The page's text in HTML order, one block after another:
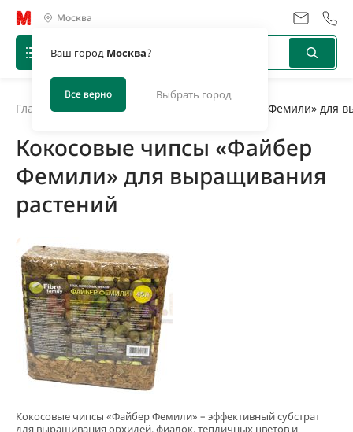
Москва
Ваш город Москва?
Все верно Выбрать город
Главная Кокосовые чипсы «Файбер Фемили» для
Кокосовые чипсы «Файбер
Фемили» для выращивания
растений
Кокосовые чипсы «Файбер Фемили» – эффективный субстрат
для выращивания орхидей, фиалок, тепличных цветов и